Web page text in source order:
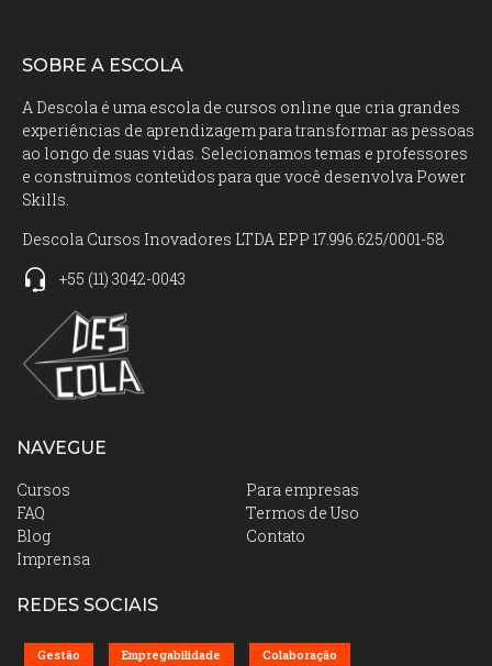
SOBRE A ESCOLA
A Descola é uma escola de cursos online que cria grandes
experiências de aprendizagem para transformar as pessoas
ao longo de suas vidas. Selecionamos temas e professores
e construímos conteúdos para que você desenvolva Power
Skills.
Descola Cursos Inovadores LTDA EPP 17.996.625/0001-58
+55 (11) 3042-0043
REDES SOCIAIS
Gestão Empregabilidade Colaboração
NAVEGUE
Cursos
Para empresas
FAQ
Termos de Uso
Blog
Contato
Imprensa